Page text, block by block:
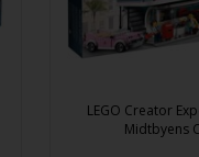
LEGO Creator
Midtbyens